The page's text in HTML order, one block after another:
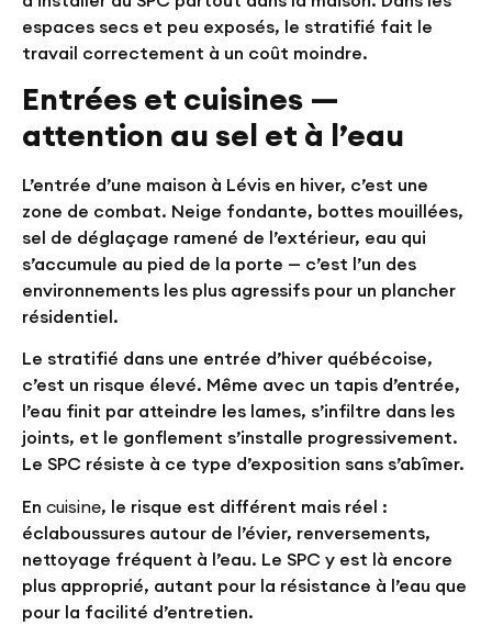
espaces secs et peu exposés, le stratifié fait le
travail correctement à un coût moindre.
Entrées et cuisines —
attention au sel et à l’eau
L’entrée d’une maison à Lévis en hiver, c’est une
zone de combat. Neige fondante, bottes mouillées,
sel de déglaçage ramené de l’extérieur, eau qui
s’accumule au pied de la porte — c’est l’un des
environnements les plus agressifs pour un plancher
résidentiel.
Le stratifié dans une entrée d’hiver québécoise,
c’est un risque élevé. Même avec un tapis d’entrée,
l’eau finit par atteindre les lames, s’infiltre dans les
joints, et le gonflement s’installe progressivement.
Le SPC résiste à ce type d’exposition sans s’abîmer.
En cuisine, le risque est différent mais réel :
éclaboussures autour de l’évier, renversements,
nettoyage fréquent à l’eau. Le SPC y est là encore
plus approprié, autant pour la résistance à l’eau que
pour la facilité d’entretien.